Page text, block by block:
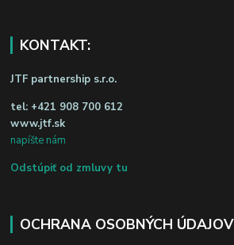
KONTAKT:
JTF partnership s.r.o.
tel: +421 908 700 612
www.jtf.sk
napíšte nám
Odstúpiť od zmluvy tu
OCHRANA OSOBNÝCH ÚDAJOV